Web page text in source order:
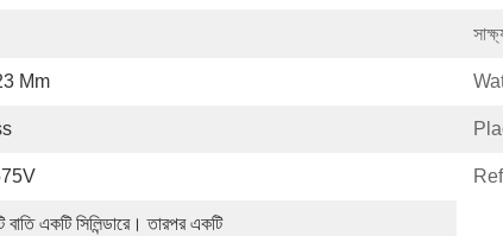
Mm
বাতি একটি সিলিন্ডারে। তারপর একটি